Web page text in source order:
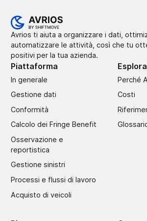
Avrios ti aiuta a organizzare i dati,
automatizzare le attività, così che tu
positivi per la tua azienda.
Piattaforma
In generale
Gestione dati
Conformità
Calcolo dei Fringe Benefit
Osservazione e
reportistica
Gestione sinistri
Processi e flussi di lavoro
Acquisto di veicoli
Esplora
Perché
Costi